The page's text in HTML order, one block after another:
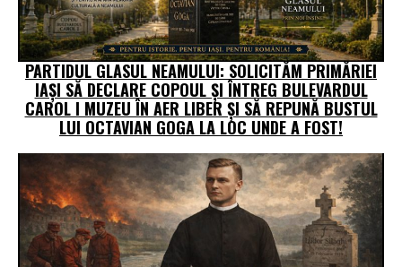
PARTIDUL GLASUL NEAMULUI: SOLICITĂM PRIMĂRIEI
IAȘI SĂ DECLARE COPOUL ȘI ÎNTREG BULEVARDUL
CAROL I MUZEU ÎN AER LIBER ȘI SĂ REPUNĂ BUSTUL
LUI OCTAVIAN GOGA LA LOC UNDE A FOST!